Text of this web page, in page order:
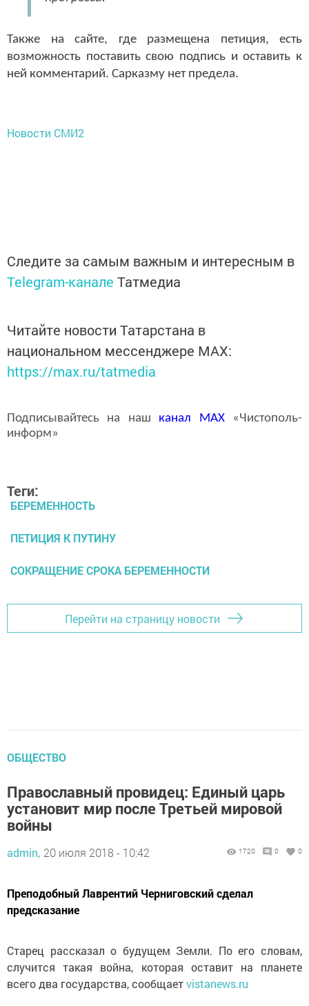
Также на сайте, где размещена петиция, есть
возможность поставить свою подпись и оставить к
ней комментарий. Сарказму нет предела.
Новости СМИ2
Следите за самым важным и интересным в
Telegram-канале Татмедиа
Читайте новости Татарстана в
национальном мессенджере MАХ:
https://max.ru/tatmedia
Подписывайтесь на наш канал MAX«Чистополь-
информ»
Теги:
БЕРЕМЕННОСТЬ
ПЕТИЦИЯ К ПУТИНУ
СОКРАЩЕНИЕ СРОКА БЕРЕМЕННОСТИ
Перейти на страницу новости
ОБЩЕСТВО
Православный провидец: Единый царь
установит мир после Третьей мировой
войны
admin, 20 июля 2018 - 10:42 1720 0 0
Преподобный Лаврентий Черниговский сделал
предсказание
Старец рассказал о будущем Земли. По его словам,
случится такая война, которая оставит на планете
всего два государства, сообщаетvistanews.ru